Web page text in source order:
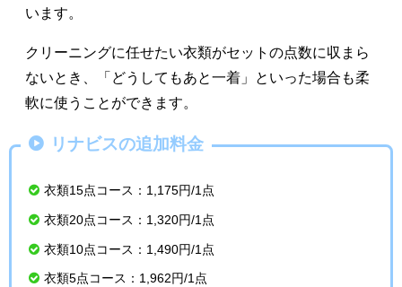
います。
クリーニングに任せたい衣類がセットの点数に収まら
ないとき、「どうしてもあと一着」といった場合も柔
軟に使うことができます。
リナビスの追加料金
衣類15点コース：1,175円/1点
衣類20点コース：1,320円/1点
衣類10点コース：1,490円/1点
衣類5点コース：1,962円/1点